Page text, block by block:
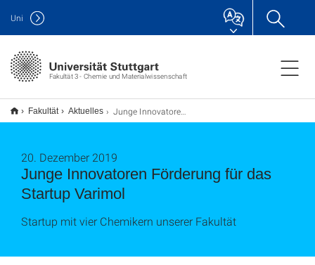
Fakultät 3 - Chemie und Materialwissenschaft
Uni
Fakultät Aktuelles Junge Innovatoren Förderung für das Startup Varimol
Junge Innovatoren Förderung für das
Startup Varimol
20. Dezember 2019
Startup mit vier Chemikern unserer Fakultät